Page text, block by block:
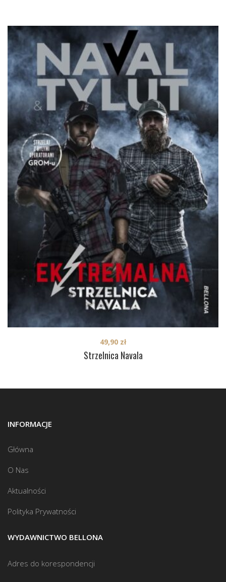
Strzelnica Navala
49,90 zł
INFORMACJE
Główna
O Nas
Aktualności
Polityka Prywatności
WYDAWNICTWO BELLONA
Adres do korespondencji